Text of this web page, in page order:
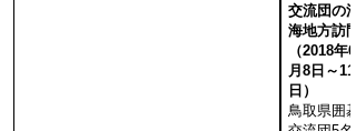
交流団の沿
海地方訪問
（2018年6
月8日～11
日）
鳥取県囲碁